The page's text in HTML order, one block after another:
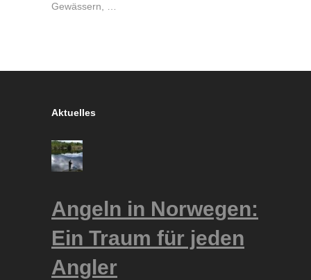
Gewässern, …
Aktuelles
Angeln in Norwegen:
Ein Traum für jeden
Angler